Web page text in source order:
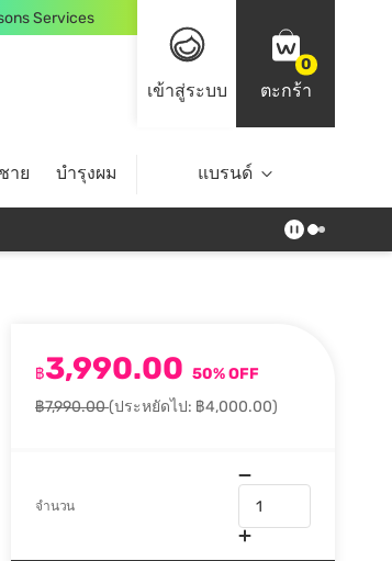
Services
เข้าสู่ระบบ
0
ตะกร้า
าย บำรุงผม ไลฟ์สไตล์ Top Brands
แบรนด์
฿3,990.00 50% OFF
฿7,990.00(ประหยัดไป: ฿4,000.00)
จำนวน